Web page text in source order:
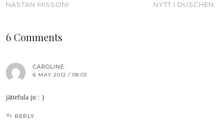
NÄSTAN MISSONI
NYTT I DUSCHEN
6 Comments
CAROLINE
6 MAY 2012 / 08:03
jättefula ju : )
REPLY